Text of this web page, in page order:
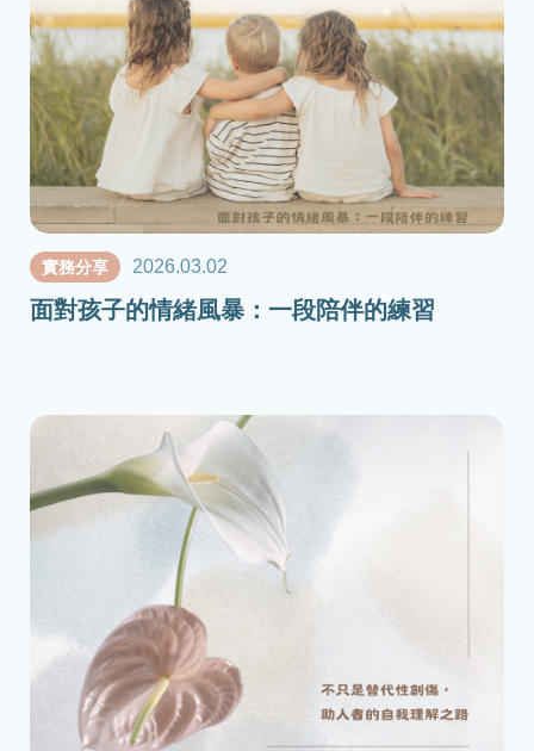
實務分享 2026.03.02
面對孩子的情緒風暴：一段陪伴的練習